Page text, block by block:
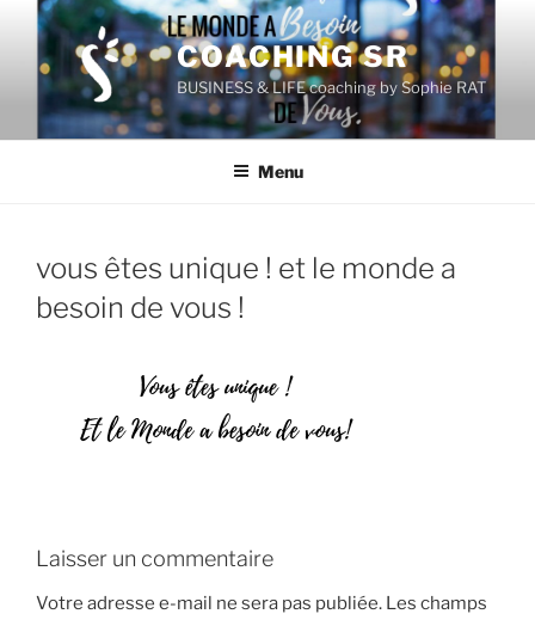
Aller
contenu
principal
COACHING SR
BUSINESS & LIFE coaching by Sophie RAT
Menu
vous êtes unique ! et le monde a
besoin de vous !
Laisser un commentaire
Votre adresse e-mail ne sera pas publiée. Les champs